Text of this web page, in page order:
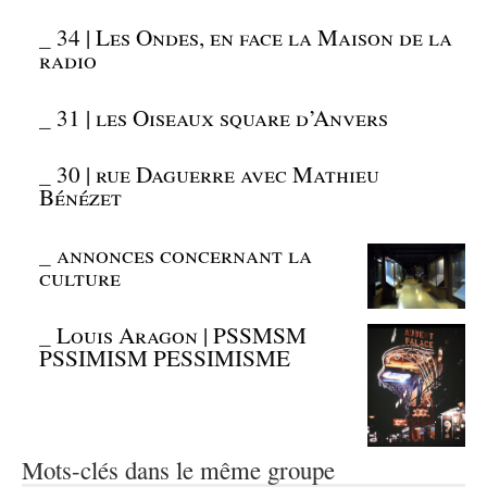
34 | Les Ondes, en face la Maison de la
radio
31 | les Oiseaux square d’Anvers
30 | rue Daguerre avec Mathieu
Bénézet
_annonces concernant la
culture
_Louis Aragon | PSSMSM
PSSIMISM PESSIMISME
Mots-clés dans le même groupe